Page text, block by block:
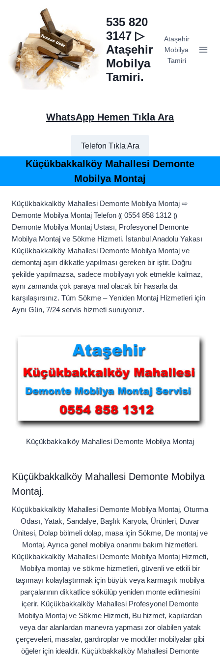
535 820
3147 ▷
Ataşehir
Mobilya
Tamiri.
Ataşehir
Mobilya
Tamiri
WhatsApp Hemen Tıkla Ara
Telefon Tıkla Ara
Küçükbakkalköy Mahallesi Demonte
Mobilya Montaj
Küçükbakkalköy Mahallesi Demonte Mobilya Montaj ⇨
Demonte Mobilya Montaj Telefon ⸨ 0554 858 1312 ⸩
Demonte Mobilya Montaj Ustası, Profesyonel Demonte
Mobilya Montaj ve Sökme Hizmeti. İstanbul Anadolu Yakası
Küçükbakkalköy Mahallesi Demonte Mobilya Montaj ve
demontaj aşırı dikkatle yapılması gereken bir iştir. Doğru
şekilde yapılmazsa, sadece mobilyayı yok etmekle kalmaz,
aynı zamanda çok paraya mal olacak bir hasarla da
karşılaşırsınız. Tüm Sökme – Yeniden Montaj Hizmetleri için
Aynı Gün, 7/24 servis hizmeti sunuyoruz.
Küçükbakkalköy Mahallesi Demonte Mobilya Montaj
Küçükbakkalköy Mahallesi Demonte Mobilya
Montaj.
Küçükbakkalköy Mahallesi Demonte Mobilya Montaj, Oturma
Odası, Yatak, Sandalye, Başlık Karyola, Ürünleri, Duvar
Ünitesi, Dolap bölmeli dolap, masa için Sökme, De montaj ve
Montaj. Ayrıca genel mobilya onarımı bakım hizmetleri.
Küçükbakkalköy Mahallesi Demonte Mobilya Montaj Hizmeti,
Mobilya montajı ve sökme hizmetleri, güvenli ve etkili bir
taşımayı kolaylaştırmak için büyük veya karmaşık mobilya
parçalarının dikkatlice sökülüp yeniden monte edilmesini
içerir. Küçükbakkalköy Mahallesi Profesyonel Demonte
Mobilya Montaj ve Sökme Hizmeti, Bu hizmet, kapılardan
veya dar alanlardan manevra yapması zor olabilen yatak
çerçeveleri, masalar, gardıroplar ve modüler mobilyalar gibi
öğeler için idealdir. Küçükbakkalköy Mahallesi Demonte